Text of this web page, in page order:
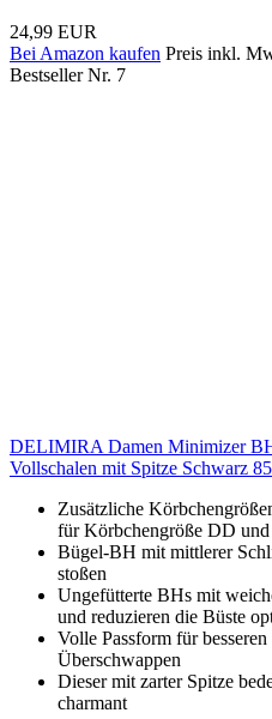
24,99 EUR
Bei Amazon kaufen Preis inkl.
Bestseller Nr. 7
DELIMIRA Damen Minimizer
Vollschalen mit Spitze Schwarz
Zusätzliche
für Körbchengröße DD und
Bügel-BH mit mittlerer
stoßen
Ungefütterte BHs mit
und reduzieren die Büste
Volle Passform für
Überschwappen
Dieser mit zarter Spitze
charmant